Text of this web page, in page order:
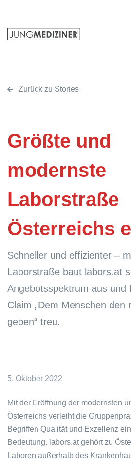
Zurück zu Stories
Größte und
modernste
Laborstraße
Österreichs
Schneller und effizienter –
Laborstraße baut labors.at
Angebotsspektrum aus und
Claim „Dem Menschen den
geben“ treu.
5. Oktober 2022
Mit der Eröffnung der modernsten
Österreichs verleiht die
Begriffen Qualität und Exzellenz
Bedeutung. labors.at gehört zu
Laboren außerhalb des